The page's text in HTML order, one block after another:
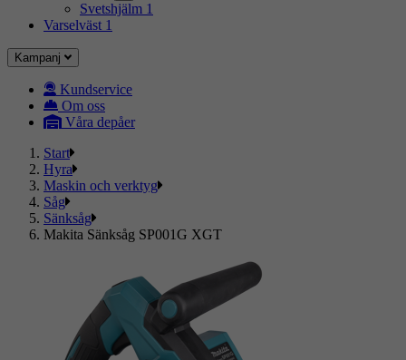
Svetshjälm 1
Varselväst 1
Kampanj
Kundservice
Om oss
Våra depåer
Start
Hyra
Maskin och verktyg
Såg
Sänksåg
Makita Sänksåg SP001G XGT